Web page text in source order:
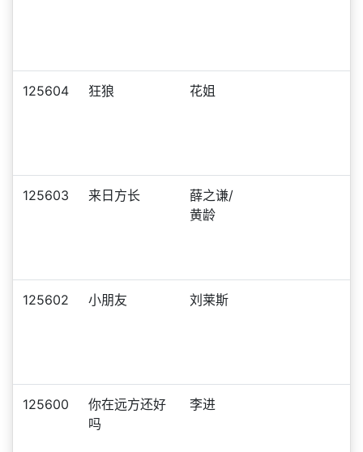
125604 狂狼 花姐
125603 来日方长
薛之谦/
黄龄
125602 小朋友 刘莱斯
125600
你在远方还好
吗
李进